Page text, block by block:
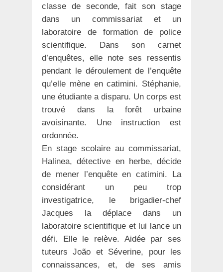
classe de seconde, fait son stage
dans un commissariat et un
laboratoire de formation de police
scientifique. Dans son carnet
d’enquêtes, elle note ses ressentis
pendant le déroulement de l’enquête
qu’elle mène en catimini. Stéphanie,
une étudiante a disparu. Un corps est
trouvé dans la forêt urbaine
avoisinante. Une instruction est
ordonnée.
En stage scolaire au commissariat,
Halinea, détective en herbe, décide
de mener l’enquête en catimini. La
considérant un peu trop
investigatrice, le brigadier-chef
Jacques la déplace dans un
laboratoire scientifique et lui lance un
défi. Elle le relève. Aidée par ses
tuteurs João et Séverine, pour les
connaissances, et, de ses amis